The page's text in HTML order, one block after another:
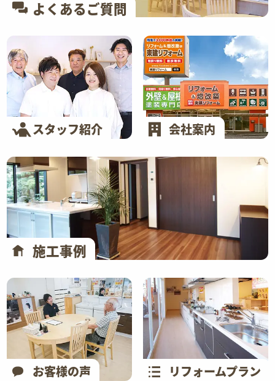
よくあるご質問
スタッフ紹介 会社案内
施工事例
お客様の声 リフォームプラン